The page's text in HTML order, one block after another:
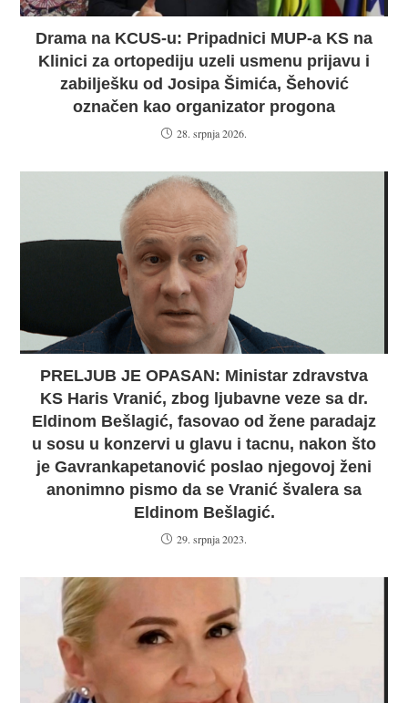
Drama na KCUS-u: Pripadnici MUP-a KS na
Klinici za ortopediju uzeli usmenu prijavu i
zabilješku od Josipa Šimića, Šehović
označen kao organizator progona
28. srpnja 2026.
PRELJUB JE OPASAN: Ministar zdravstva
KS Haris Vranić, zbog ljubavne veze sa dr.
Eldinom Bešlagić, fasovao od žene paradajz
u sosu u konzervi u glavu i tacnu, nakon što
je Gavrankapetanović poslao njegovoj ženi
anonimno pismo da se Vranić švalera sa
Eldinom Bešlagić.
29. srpnja 2023.